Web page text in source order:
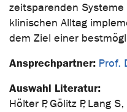
zeitsparenden
klinischen Alltag
dem Ziel einer
Ansprechpartner: Prof.
Auswahl Literatur:
Hölter P, Gölitz P, Lang